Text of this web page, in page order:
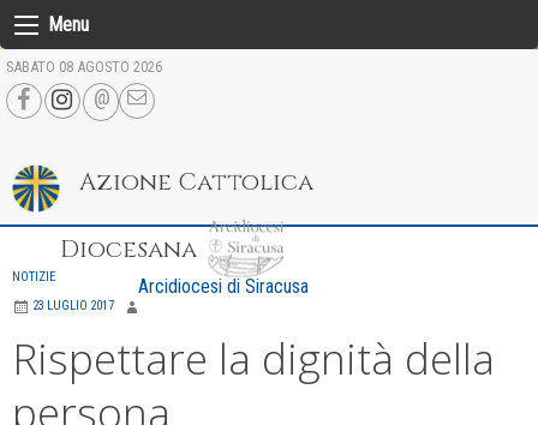
Skip
to
content
Menu
SABATO 08 AGOSTO 2026
Azione Cattolica
Diocesana
Arcidiocesi di Siracusa
NOTIZIE
23 LUGLIO 2017
Rispettare la dignità della
persona